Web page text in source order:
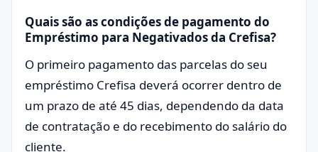
Quais são as condições de pagamento do
Empréstimo para Negativados da Crefisa?
O primeiro pagamento das parcelas do seu
empréstimo Crefisa deverá ocorrer dentro de
um prazo de até 45 dias, dependendo da data
de contratação e do recebimento do salário do
cliente.